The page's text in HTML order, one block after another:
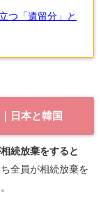
つ「遺留分」と
日本と韓国
続放棄をすると
全員が相続放棄を